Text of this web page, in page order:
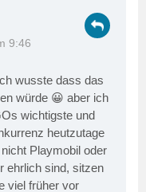
9:46
wusste dass das
würde 😀 aber ich
wichtigste und
heutzutage
Playmobil oder
ehrlich sind, sitzen
viel früher vor